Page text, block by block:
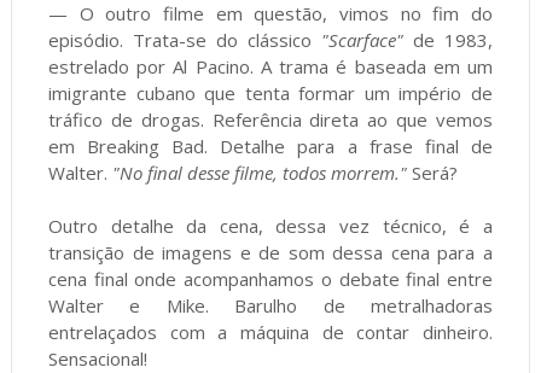
— O outro filme em questão, vimos no fim do
episódio. Trata-se do clássico "Scarface" de 1983,
estrelado por Al Pacino. A trama é baseada em um
imigrante cubano que tenta formar um império de
tráfico de drogas. Referência direta ao que vemos
em Breaking Bad. Detalhe para a frase final de
Walter. "No final desse filme, todos morrem."Será?
Outro detalhe da cena, dessa vez técnico, é a
transição de imagens e de som dessa cena para a
cena final onde acompanhamos o debate final entre
Walter e Mike. Barulho de metralhadoras
entrelaçados com a máquina de contar dinheiro.
Sensacional!